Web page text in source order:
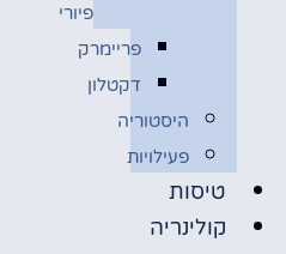
פיורי
פריימרק
דקטלון
היסטוריה
פעילויות
טיסות
קולינריה